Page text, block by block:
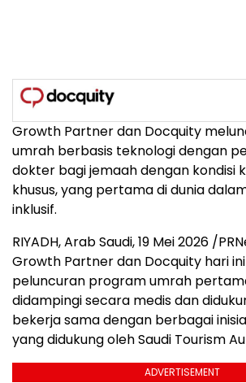
Growth Partner dan Docquity
umrah berbasis teknologi dengan
dokter bagi jemaah dengan kondisi
khusus, yang pertama di dunia
inklusif.
RIYADH, Arab Saudi, 19 Mei 2026 /
Growth Partner dan Docquity hari
peluncuran program umrah
didampingi secara medis dan
bekerja sama dengan berbagai
yang didukung oleh Saudi Tourism
ADVERTISEMENT